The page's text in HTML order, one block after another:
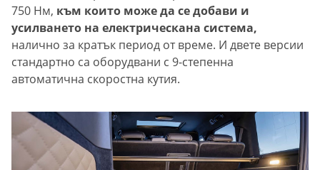
750 Нм, към които може да се добави и
усилването на електрическана система,
налично за кратък период от време. И двете версии
стандартно са оборудвани с 9-степенна
автоматична скоростна кутия.